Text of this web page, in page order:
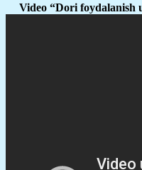
Video “Dori foydalanish